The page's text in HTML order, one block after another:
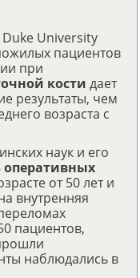
University
пациентов
при
кости дает
результаты, чем
возраста с
наук и его
оперативных
от 50 лет и
внутренняя
пациентов,
наблюдались в